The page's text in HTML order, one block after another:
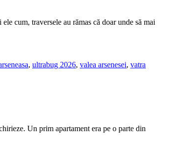
cum, traversele au rămas că doar unde să mai
, ultrabug 2026, valea arsenesei, vatra
Un prim apartament era pe o parte din